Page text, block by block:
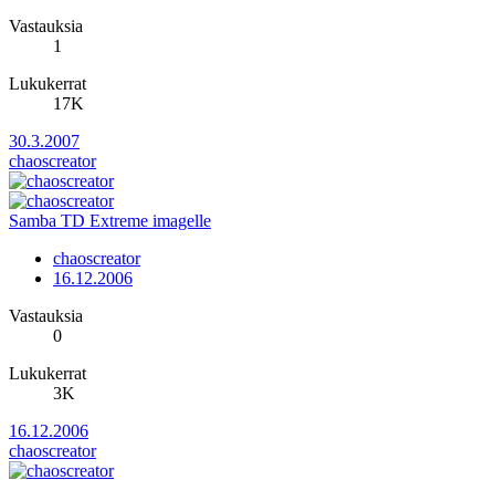
Vastauksia
1
Lukukerrat
17K
30.3.2007
chaoscreator
Samba TD Extreme imagelle
chaoscreator
16.12.2006
Vastauksia
0
Lukukerrat
3K
16.12.2006
chaoscreator